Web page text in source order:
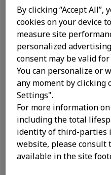
Ação 2x
Alívio de
By clicking “Accept
cookies on your device
measure site
personalized
consent may be valid
You can personalize or
any moment by clicking
Settings".
For more information
including the total
identity of third-parties
website, please consult
available in the site